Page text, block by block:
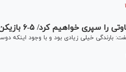
۵-۶ بازیکن اصلی‌مان را در اختیار نداشتیم
بارندگی خیلی زیادی بود و با وجود اینکه